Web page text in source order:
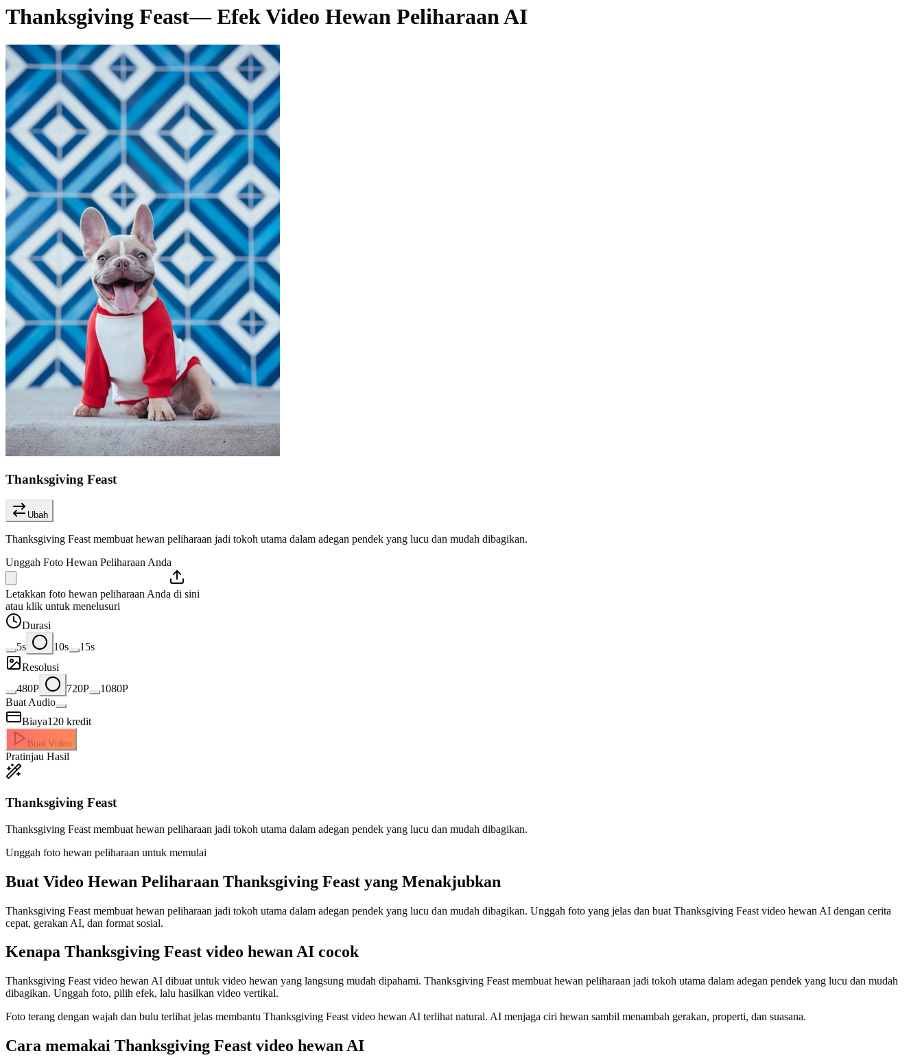
Thanksgiving Feast— Efek Video Hewan Peliharaan AI
Thanksgiving Feast
Ubah
Thanksgiving Feast membuat hewan peliharaan jadi tokoh utama dalam adegan pendek yang lucu dan mudah dibagikan.
Unggah Foto Hewan Peliharaan Anda
Letakkan foto hewan peliharaan Anda di sini
atau klik untuk menelusuri
Durasi
5s
10s
15s
Resolusi
480P
720P
1080P
Buat Audio
Biaya120 kredit
Buat Video
Pratinjau Hasil
Thanksgiving Feast
Thanksgiving Feast membuat hewan peliharaan jadi tokoh utama dalam adegan pendek yang lucu dan mudah dibagikan.
Unggah foto hewan peliharaan untuk memulai
Buat Video Hewan Peliharaan Thanksgiving Feast yang Menakjubkan
Thanksgiving Feast membuat hewan peliharaan jadi tokoh utama dalam adegan pendek yang lucu dan mudah dibagikan. Unggah foto yang jelas dan buat Thanksgiving Feast video hewan AI dengan cerita
cepat, gerakan AI, dan format sosial.
Kenapa Thanksgiving Feast video hewan AI cocok
Thanksgiving Feast video hewan AI dibuat untuk video hewan yang langsung mudah dipahami. Thanksgiving Feast membuat hewan peliharaan jadi tokoh utama dalam adegan pendek yang lucu dan mudah
dibagikan. Unggah foto, pilih efek, lalu hasilkan video vertikal.
Foto terang dengan wajah dan bulu terlihat jelas membantu Thanksgiving Feast video hewan AI terlihat natural. AI menjaga ciri hewan sambil menambah gerakan, properti, dan suasana.
Cara memakai Thanksgiving Feast video hewan AI